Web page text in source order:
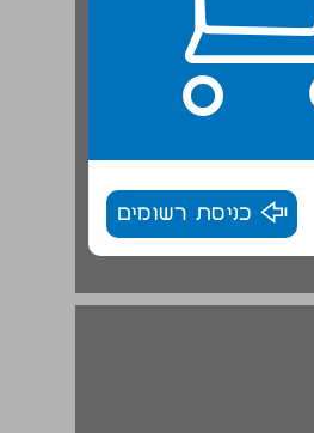
כניסת רשומים